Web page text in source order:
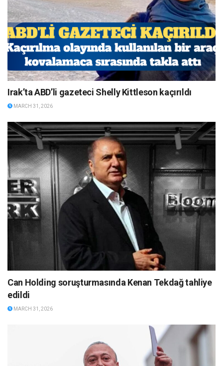
Irak’ta ABD’li gazeteci Shelly Kittleson kaçırıldı
MARCH 31, 2026
Can Holding soruşturmasında Kenan Tekdağ tahliye
edildi
MARCH 31, 2026